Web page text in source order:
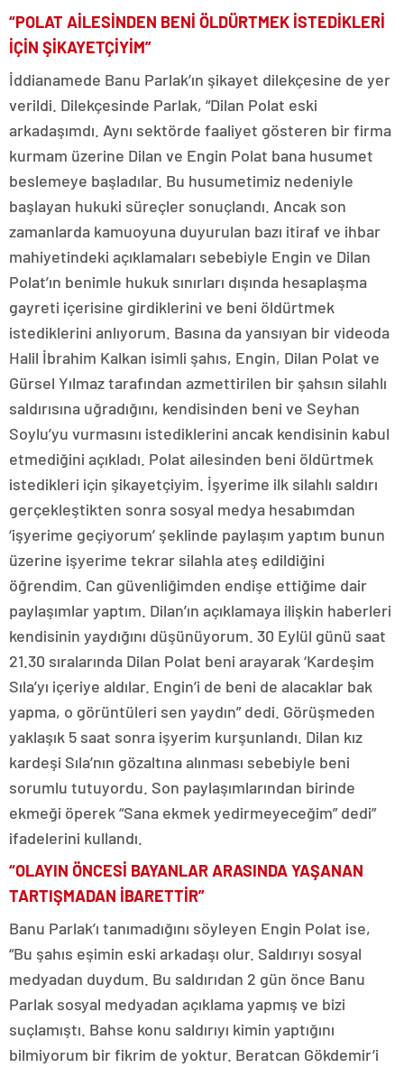
“POLAT AİLESİNDEN BENİ ÖLDÜRTMEK İSTEDİKLERİ
İÇİN ŞİKAYETÇİYİM”
İddianamede Banu Parlak’ın şikayet dilekçesine de yer
verildi. Dilekçesinde Parlak, “Dilan Polat eski
arkadaşımdı. Aynı sektörde faaliyet gösteren bir firma
kurmam üzerine Dilan ve Engin Polat bana husumet
beslemeye başladılar. Bu husumetimiz nedeniyle
başlayan hukuki süreçler sonuçlandı. Ancak son
zamanlarda kamuoyuna duyurulan bazı itiraf ve ihbar
mahiyetindeki açıklamaları sebebiyle Engin ve Dilan
Polat’ın benimle hukuk sınırları dışında hesaplaşma
gayreti içerisine girdiklerini ve beni öldürtmek
istediklerini anlıyorum. Basına da yansıyan bir videoda
Halil İbrahim Kalkan isimli şahıs, Engin, Dilan Polat ve
Gürsel Yılmaz tarafından azmettirilen bir şahsın silahlı
saldırısına uğradığını, kendisinden beni ve Seyhan
Soylu’yu vurmasını istediklerini ancak kendisinin kabul
etmediğini açıkladı. Polat ailesinden beni öldürtmek
istedikleri için şikayetçiyim. İşyerime ilk silahlı saldırı
gerçekleştikten sonra sosyal medya hesabımdan
‘işyerime geçiyorum’ şeklinde paylaşım yaptım bunun
üzerine işyerime tekrar silahla ateş edildiğini
öğrendim. Can güvenliğimden endişe ettiğime dair
paylaşımlar yaptım. Dilan’ın açıklamaya ilişkin haberleri
kendisinin yaydığını düşünüyorum. 30 Eylül günü saat
21.30 sıralarında Dilan Polat beni arayarak ‘Kardeşim
Sıla’yı içeriye aldılar. Engin’i de beni de alacaklar bak
yapma, o görüntüleri sen yaydın” dedi. Görüşmeden
yaklaşık 5 saat sonra işyerim kurşunlandı. Dilan kız
kardeşi Sıla’nın gözaltına alınması sebebiyle beni
sorumlu tutuyordu. Son paylaşımlarından birinde
ekmeği öperek “Sana ekmek yedirmeyeceğim” dedi”
ifadelerini kullandı.
“OLAYIN ÖNCESİ BAYANLAR ARASINDA YAŞANAN
TARTIŞMADAN İBARETTİR”
Banu Parlak’ı tanımadığını söyleyen Engin Polat ise,
“Bu şahıs eşimin eski arkadaşı olur. Saldırıyı sosyal
medyadan duydum. Bu saldırıdan 2 gün önce Banu
Parlak sosyal medyadan açıklama yapmış ve bizi
suçlamıştı. Bahse konu saldırıyı kimin yaptığını
bilmiyorum bir fikrim de yoktur. Beratcan Gökdemir’i